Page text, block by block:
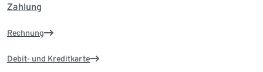
Zahlung
Rechnung
Debit- und Kreditkarte